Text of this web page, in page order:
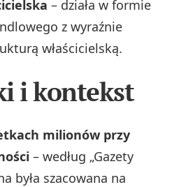
– działa w formie
z wyraźnie
właścicielską.
i kontekst
milionów przy
– według „Gazety
była szacowana na